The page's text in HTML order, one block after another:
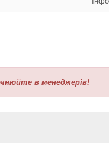
в менеджерів!